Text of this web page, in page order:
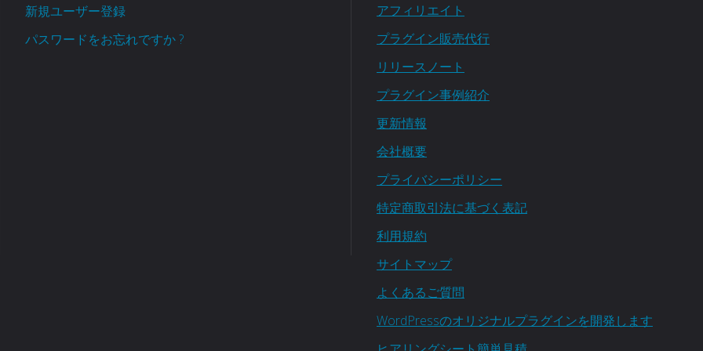
新規ユーザー登録
パスワードをお忘れですか ?
アフィリエイト
プラグイン販売代行
リリースノート
プラグイン事例紹介
更新情報
会社概要
プライバシーポリシー
特定商取引法に基づく表記
利用規約
サイトマップ
よくあるご質問
WordPressのオリジナルプラグインを開発します